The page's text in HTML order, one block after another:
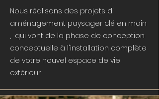
Nous réalisons des projets d'
aménagement paysager clé en main
, qui vont de la phase de conception
conceptuelle à l'installation complète
de votre nouvel espace de vie
extérieur.